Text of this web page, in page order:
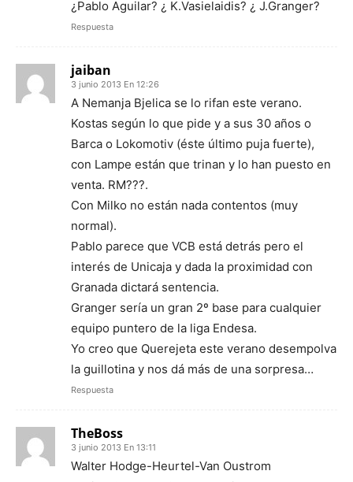
¿Pablo Aguilar? ¿ K.Vasielaidis? ¿ J.Granger?
Respuesta
jaiban
3 junio 2013 En 12:26
A Nemanja Bjelica se lo rifan este verano.
Kostas según lo que pide y a sus 30 años o
Barca o Lokomotiv (éste último puja fuerte),
con Lampe están que trinan y lo han puesto en
venta. RM???.
Con Milko no están nada contentos (muy
normal).
Pablo parece que VCB está detrás pero el
interés de Unicaja y dada la proximidad con
Granada dictará sentencia.
Granger sería un gran 2º base para cualquier
equipo puntero de la liga Endesa.
Yo creo que Querejeta este verano desempolva
la guillotina y nos dá más de una sorpresa…
Respuesta
TheBoss
3 junio 2013 En 13:11
Walter Hodge-Heurtel-Van Oustrom